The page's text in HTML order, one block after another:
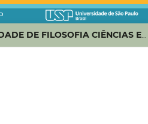
BOLETIM DA FACULDADE DE FILOSOFIA CIÊNCIAS E LETRAS, UNIVERSIDADE DE SÃO PAULO. GEOLOGIA